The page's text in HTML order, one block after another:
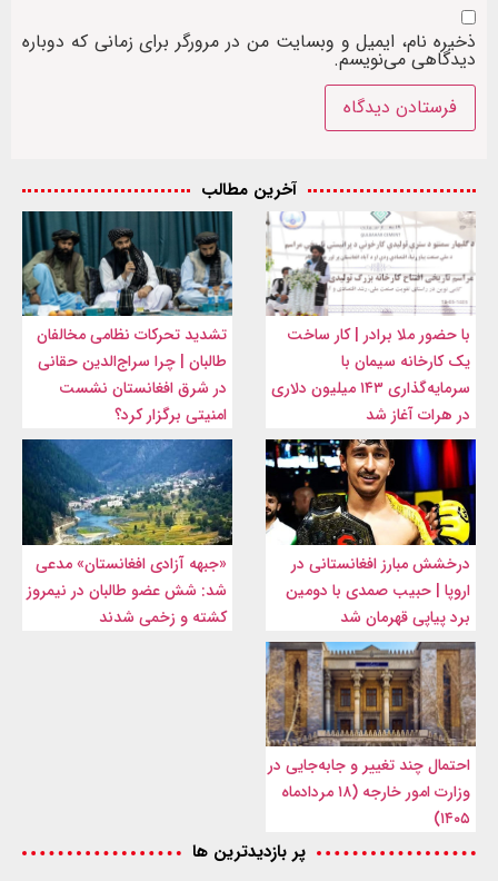
ذخیره نام، ایمیل و وبسایت من در مرورگر برای زمانی که دوباره
دیدگاهی می‌نویسم.
آخرین مطالب
با حضور ملا برادر | کار ساخت
یک کارخانه سیمان با
سرمایه‌گذاری ۱۴۳ میلیون دلاری
در هرات آغاز شد
تشدید تحرکات نظامی مخالفان
طالبان | چرا سراج‌الدین حقانی
در شرق افغانستان نشست
امنیتی برگزار کرد؟
درخشش مبارز افغانستانی در
اروپا | حبیب صمدی با دومین
برد پیاپی قهرمان شد
«جبهه آزادی افغانستان» مدعی
شد: شش عضو طالبان در نیمروز
کشته و زخمی شدند
احتمال چند تغییر و جابه‌جایی در
وزارت امور خارجه (۱۸ مردادماه
۱۴۰۵)
پر بازدیدترین ها